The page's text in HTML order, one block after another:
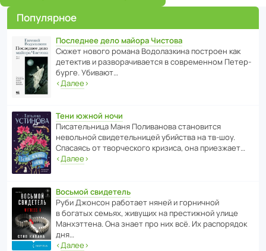
Популярное
Последнее дело майора Чистова
Сюжет нового романа Водо­ла­з­кина пост­роен как
дете­ктив и разво­ра­чи­ва­ется в совре­менном Пете­р­
бурге. Убивают…
‹Далее›
Тени южной ночи
Писа­тель­ница Маня Поли­ва­нова стано­вится
невольной свиде­тель­ницей убийства на тв-шоу.
Спасаясь от твор­че­с­кого кризиса, она приезжает…
‹Далее›
Восьмой свидетель
Руби Джонсон рабо­тает няней и горни­чной
в богатых семьях, живущих на прес­ти­жной улице
Манх­эт­тена. Она знает про них всё. Их распо­рядок
дня…
‹Далее›